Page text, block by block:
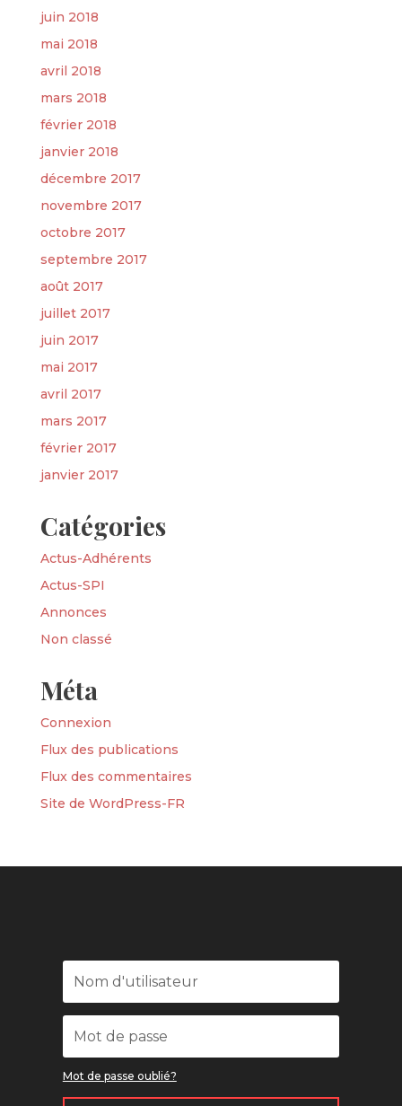
juin 2018
mai 2018
avril 2018
mars 2018
février 2018
janvier 2018
décembre 2017
novembre 2017
octobre 2017
septembre 2017
août 2017
juillet 2017
juin 2017
mai 2017
avril 2017
mars 2017
février 2017
janvier 2017
Catégories
Actus-Adhérents
Actus-SPI
Annonces
Non classé
Méta
Connexion
Flux des publications
Flux des commentaires
Site de WordPress-FR
Mot de passe oublié?